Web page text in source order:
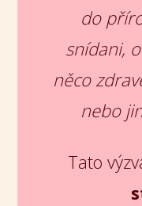
do
snídani,
něco
nebo
Tato